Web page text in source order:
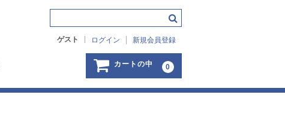
ゲスト ログイン 新規会員登録
カートの中 0